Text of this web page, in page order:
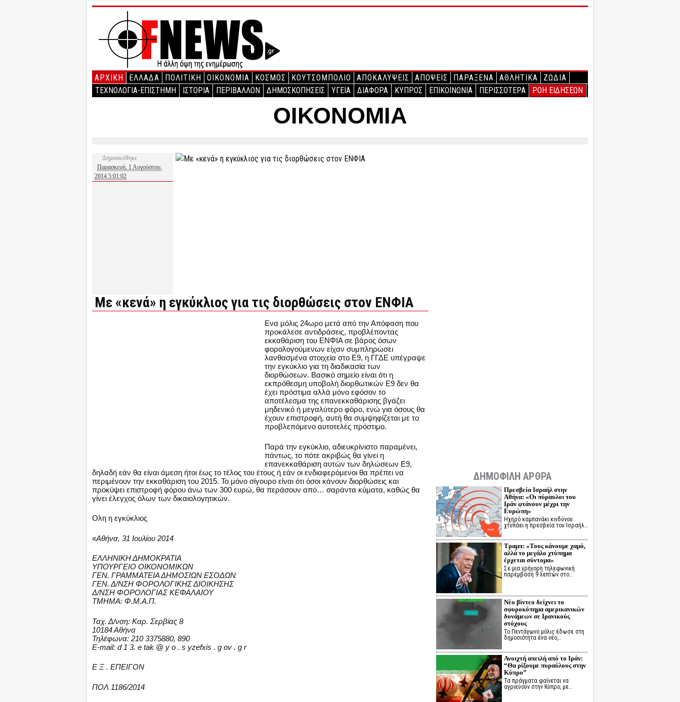
ΑΡΧΙΚΉ ΕΛΛΑΔΑ ΠΟΛΙΤΙΚΗ ΟΙΚΟΝΟΜΙΑ ΚΟΣΜΟΣ ΚΟΥΤΣΟΜΠΟΛΙΟ ΑΠΟΚΑΛΥΨΕΙΣ ΑΠΟΨΕΙΣ ΠΑΡΑΞΕΝΑ ΑΘΛΗΤΙΚΑ
ΖΩΔΙΑ
ΤΕΧΝΟΛΟΓΙΑ-ΕΠΙΣΤΗΜΗ
ΙΣΤΟΡΙΑ ΠΕΡΙΒΑΛΛΟΝ ΔΗΜΟΣΚΟΠΗΣΕΙΣ ΥΓΕΙΑ ΔΙΑΦΟΡΑ ΚΥΠΡΟΣ ΕΠΙΚΟΙΝΩΝΙΑ ΠΕΡΙΣΣΟΤΕΡΑ ΡΟΗ ΕΙΔΗΣΕΩΝ
ΟΙΚΟΝΟΜΙΑ
Δημοσιεύθηκε
Παρασκευή, 1 Αυγούστου,
2014 5:01:02
Με «κενά» η εγκύκλιος για τις διορθώσεις στον ΕΝΦΙΑ
Ενα μόλις 24ωρο μετά από την Απόφαση που
προκάλεσε αντιδράσεις, προβλέποντας
εκκαθάριση του ΕΝΦΙΑ σε βάρος όσων
φορολογούμενων είχαν συμπληρώσει
λανθασμένα στοιχεία στο Ε9, η ΓΓΔΕ υπέγραψε
την εγκύκλιο για τη διαδικασία των
διορθώσεων. Βασικό σημείο είναι ότι η
εκπρόθεσμη υποβολή διορθωτικών Ε9 δεν θα
έχει πρόστιμα αλλά μόνο εφόσον το
αποτέλεσμα της επανεκκαθάρισης βγάζει
μηδενικό ή μεγαλύτερο φόρο, ενώ για όσους θα
έχουν επιστροφή, αυτή θα συμψηφίζεται με το
προβλεπόμενο αυτοτελές πρόστιμο.
Παρά την εγκύκλιο, αδιευκρίνιστο παραμένει,
πάντως, το πότε ακριβώς θα γίνει η
επανεκκαθάριση αυτών των δηλώσεων Ε9,
δηλαδή εάν θα είναι άμεση ήτοι έως το τέλος του έτους ή εάν οι ενδιαφερόμενοι θα πρέπει να
περιμένουν την εκκαθάριση του 2015. Το μόνο σίγουρο είναι ότι όσοι κάνουν διορθώσεις και
προκύψει επιστροφή φόρου άνω των 300 ευρώ, θα περάσουν από… σαράντα κύματα, καθώς θα
γίνει έλεγχος όλων των δικαιολογητικών.
Ολη η εγκύκλιος
«Αθήνα, 31 Ιουλίου 2014
ΕΛΛΗΝΙΚΗ ΔΗΜΟΚΡΑΤΙΑ
ΥΠΟΥΡΓΕΙΟ ΟΙΚΟΝΟΜΙΚΩΝ
ΓΕΝ. ΓΡΑΜΜΑΤΕΙΑ ΔΗΜΟΣΙΩΝ ΕΣΟΔΩΝ
ΓΕΝ. Δ/ΝΣΗ ΦΟΡΟΛΟΓΙΚΗΣ ΔΙΟΙΚΗΣΗΣ
Δ/ΝΣΗ ΦΟΡΟΛΟΓΙΑΣ ΚΕΦΑΛΑΙΟΥ
ΤΜΗΜΑ: Φ.Μ.Α.Π.
Ταχ. Δ/νση: Καρ. Σερβίας 8
10184 Αθήνα
Τηλέφωνα: 210 3375880, 890
E-mail: d 1 3. e tak @ y o . s yzefxis . g ov . g r
E Ξ . ΕΠΕΙΓΟΝ
ΠΟΛ 1186/2014
ΔΗΜΟΦΙΛΗ ΑΡΘΡΑ
Πρεσβεία Ισραήλ στην
Αθήνα: «Οι πύραυλοι του
Ιράν φτάνουν μέχρι την
Ευρώπη»
Ηχηρό καμπανάκι κινδύνου
χτυπάει η πρεσβεία του Ισραήλ…
Τραμπ: «Τους κάνουμε χαμό,
αλλά το μεγάλο χτύπημα
έρχεται σύντομα»
Σε μια γρήγορη τηλεφωνική
παρέμβαση 9 λεπτών στο…
Νέο βίντεο δείχνει το
σφυροκόπημα αμερικανικών
δυνάμεων σε Ιρανικούς
στόχους
Το Πεντάγωνο μόλις έδωσε στη
δημοσιότητα ένα νέο,…
Ανοιχτή απειλή από το Ιράν:
“Θα ρίξουμε πυραύλους στην
Κύπρο”
Τα πράγματα φαίνεται να
αγριεύουν στην Κύπρο, με…